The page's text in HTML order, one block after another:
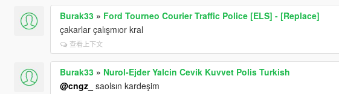
Burak33» Ford Tourneo Courier Traffic Police [ELS] - [Replace]
çakarlar çalışmıor kral
查看上下文
Burak33» Nurol-Ejder Yalcin Cevik Kuvvet Polis Turkish
@cngz_ saolsın kardeşim